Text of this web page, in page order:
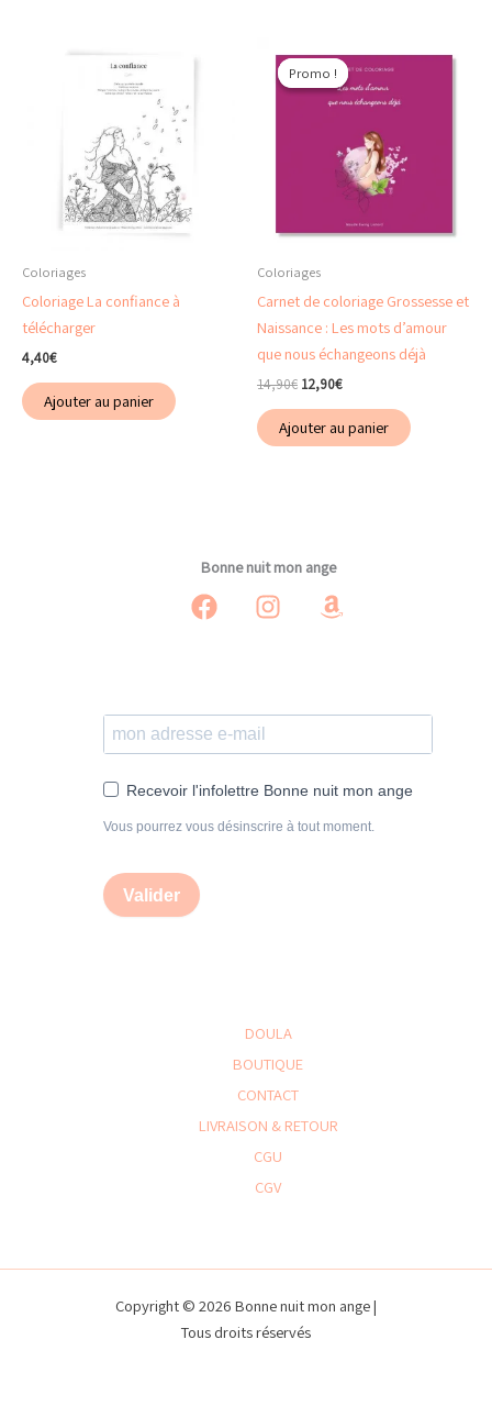
Coloriages
Coloriage La confiance à
télécharger
4,40€
Ajouter au panier
Promo !
Promo !
Coloriages
Carnet de coloriage Grossesse et
Naissance : Les mots d’amour
que nous échangeons déjà
14,90€ Le
initial
était :
12,90€Le
actuel
est :
Ajouter au panier
Bonne nuit mon ange
Recevoir l'infolettre Bonne nuit mon ange
Vous pourrez vous désinscrire à tout moment.
Valider
DOULA
BOUTIQUE
CONTACT
LIVRAISON & RETOUR
CGU
CGV
Copyright © 2026 Bonne nuit mon ange |
Tous droits réservés